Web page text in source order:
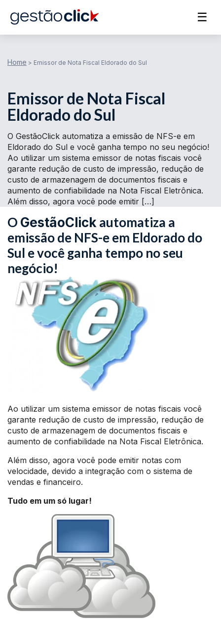
☰
Home > Emissor de Nota Fiscal Eldorado do Sul
Emissor de Nota Fiscal
Eldorado do Sul
O GestãoClick automatiza a emissão de NFS-e em
Eldorado do Sul e você ganha tempo no seu negócio!
Ao utilizar um sistema emissor de notas fiscais você
garante redução de custo de impressão, redução de
custo de armazenagem de documentos fiscais e
aumento de confiabilidade na Nota Fiscal Eletrônica.
Além disso, agora você pode emitir […]
O GestãoClick automatiza a
emissão de NFS-e em Eldorado do
Sul e você ganha tempo no seu
negócio!
Ao utilizar um sistema emissor de notas fiscais você
garante redução de custo de impressão, redução de
custo de armazenagem de documentos fiscais e
aumento de confiabilidade na Nota Fiscal Eletrônica.
Além disso, agora você pode emitir notas com
velocidade, devido a integração com o sistema de
vendas e financeiro.
Tudo em um só lugar!